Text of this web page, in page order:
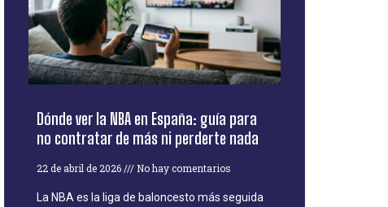
Dónde ver la NBA en España: guía para
no contratar de más ni perderte nada
22 de abril de 2026 No hay comentarios
La NBA es la liga de baloncesto más seguida